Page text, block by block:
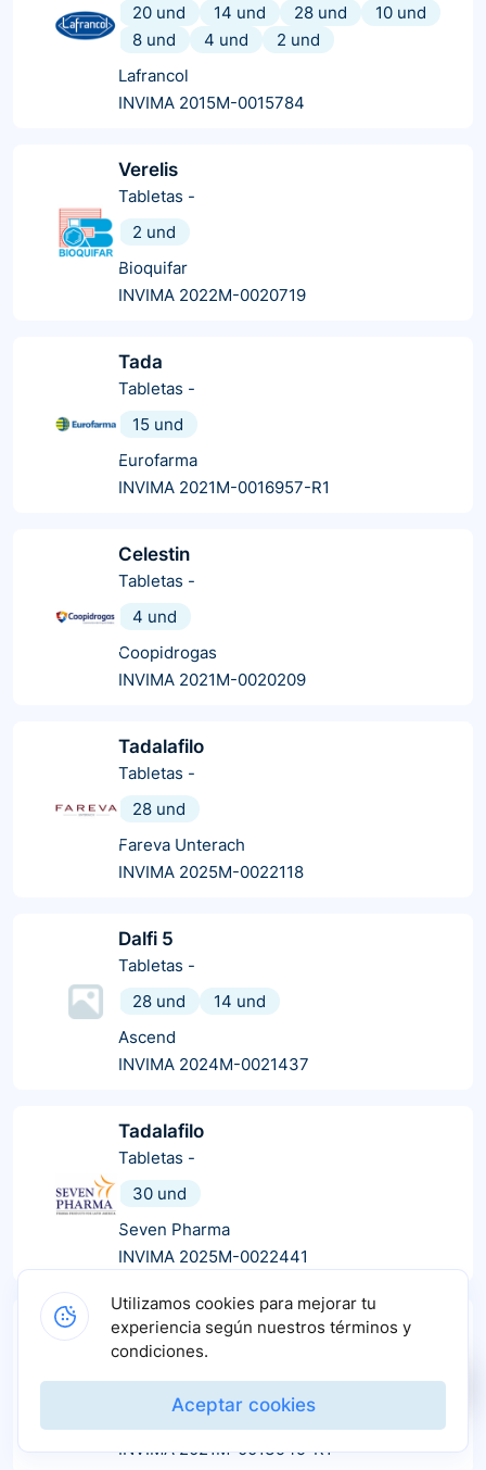
20 und
14 und 28 und
10 und
8 und
4 und
2 und
Lafrancol
INVIMA 2015M-0015784
Verelis
Tabletas -
2 und
Bioquifar
INVIMA 2022M-0020719
Tada
Tabletas -
15 und
Eurofarma
INVIMA 2021M-0016957-R1
Celestin
Tabletas -
4 und
Coopidrogas
INVIMA 2021M-0020209
Tadalafilo
Tabletas -
28 und
Fareva Unterach
INVIMA 2025M-0022118
Dalfi 5
Tabletas -
28 und
14 und
Ascend
INVIMA 2024M-0021437
Tadalafilo
Tabletas -
30 und
Seven Pharma
INVIMA 2025M-0022441
Tadalafilo
Tabletas-
2 und
4 und 1 und
8 und
INVIMA 2021M-0013949-R1
Utilizamos cookies para mejorar tu
experiencia según nuestros términos y
condiciones.
Aceptar cookies